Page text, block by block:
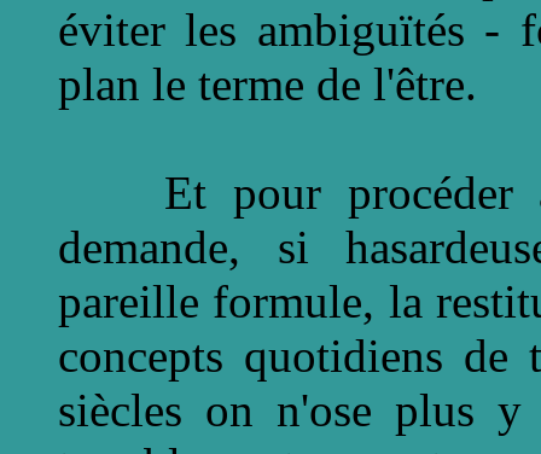
éviter les ambiguïtés -
plan le terme de l'être.
Et pour procéder à
demande, si
pareille formule, la
concepts quotidiens de
siècles on n'ose plus y